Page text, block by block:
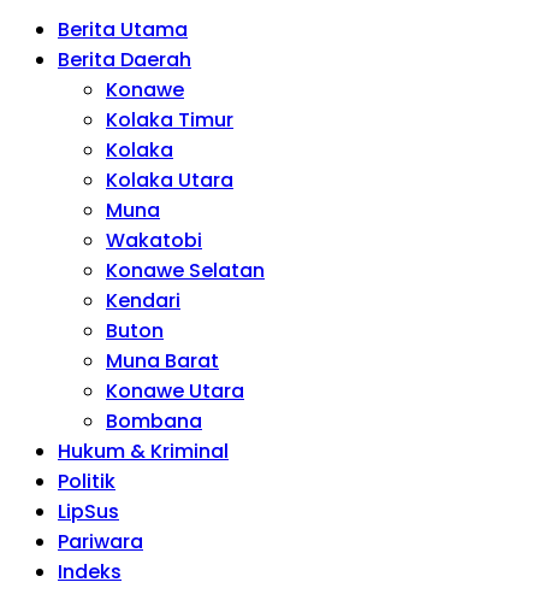
Berita Utama
Berita Daerah
Konawe
Kolaka Timur
Kolaka
Kolaka Utara
Muna
Wakatobi
Konawe Selatan
Kendari
Buton
Muna Barat
Konawe Utara
Bombana
Hukum & Kriminal
Politik
LipSus
Pariwara
Indeks